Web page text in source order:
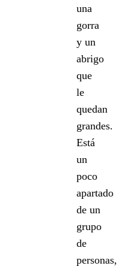
una
gorra
y un
abrigo
que
le
quedan
grandes.
Está
un
poco
apartado
de un
grupo
de
personas,